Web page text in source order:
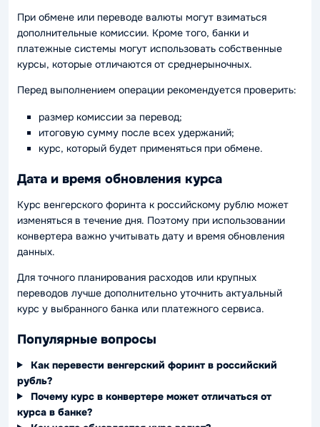
При обмене или переводе валюты могут взиматься
дополнительные комиссии. Кроме того, банки и
платежные системы могут использовать собственные
курсы, которые отличаются от среднерыночных.
Перед выполнением операции рекомендуется проверить:
размер комиссии за перевод;
итоговую сумму после всех удержаний;
курс, который будет применяться при обмене.
Дата и время обновления курса
Курс венгерского форинта к российскому рублю может
изменяться в течение дня. Поэтому при использовании
конвертера важно учитывать дату и время обновления
данных.
Для точного планирования расходов или крупных
переводов лучше дополнительно уточнить актуальный
курс у выбранного банка или платежного сервиса.
Популярные вопросы
Как перевести венгерский форинт в российский
рубль?
Почему курс в конвертере может отличаться от
курса в банке?